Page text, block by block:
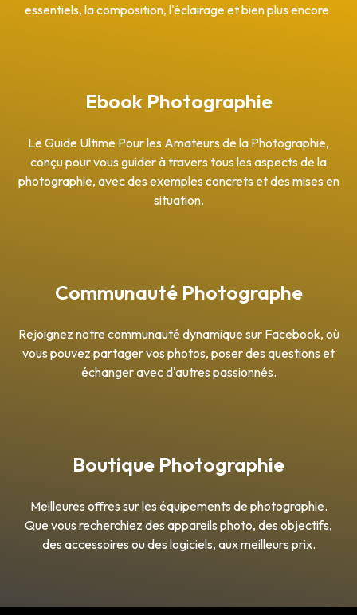
essentiels, la composition, l'éclairage et bien plus encore.
Ebook Photographie
Le Guide Ultime Pour les Amateurs de la Photographie,
conçu pour vous guider à travers tous les aspects de la
photographie, avec des exemples concrets et des mises en
situation.
Communauté Photographe
Rejoignez notre communauté dynamique sur Facebook, où
vous pouvez partager vos photos, poser des questions et
échanger avec d'autres passionnés.
Boutique Photographie
Meilleures offres sur les équipements de photographie.
Que vous recherchiez des appareils photo, des objectifs,
des accessoires ou des logiciels, aux meilleurs prix.